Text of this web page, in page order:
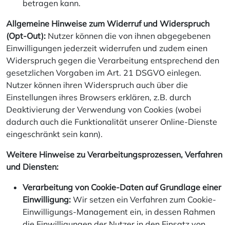
betragen kann.
Allgemeine Hinweise zum Widerruf und Widerspruch
(Opt-Out): Nutzer können die von ihnen abgegebenen
Einwilligungen jederzeit widerrufen und zudem einen
Widerspruch gegen die Verarbeitung entsprechend den
gesetzlichen Vorgaben im Art. 21 DSGVO einlegen.
Nutzer können ihren Widerspruch auch über die
Einstellungen ihres Browsers erklären, z.B. durch
Deaktivierung der Verwendung von Cookies (wobei
dadurch auch die Funktionalität unserer Online-Dienste
eingeschränkt sein kann).
Weitere Hinweise zu Verarbeitungsprozessen, Verfahren
und Diensten:
Verarbeitung von Cookie-Daten auf Grundlage einer
Einwilligung: Wir setzen ein Verfahren zum Cookie-
Einwilligungs-Management ein, in dessen Rahmen